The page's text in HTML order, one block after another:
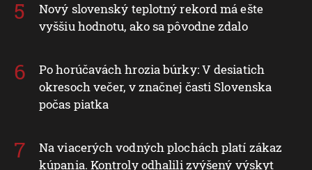
Nový slovenský teplotný rekord má ešte
vyššiu hodnotu, ako sa pôvodne zdalo
Po horúčavách hrozia búrky: V desiatich
okresoch večer, v značnej časti Slovenska
počas piatka
Na viacerých vodných plochách platí zákaz
kúpania. Kontroly odhalili zvýšený výskyt